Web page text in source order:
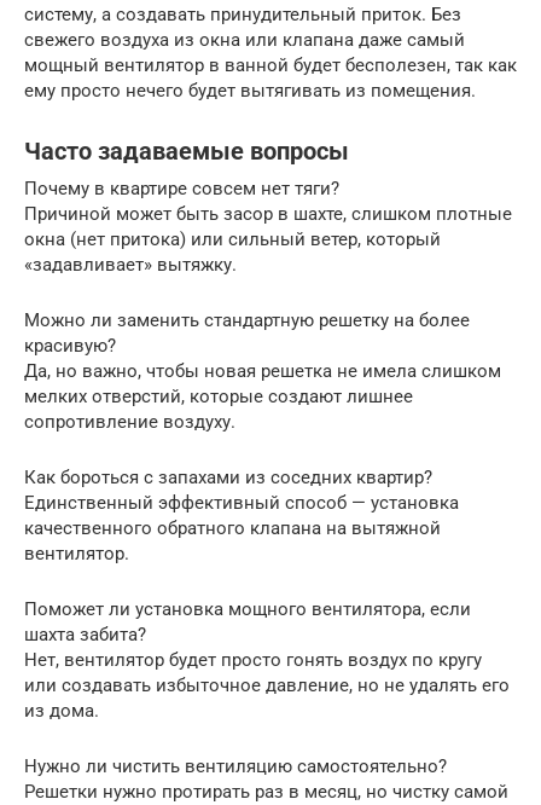
систему, а создавать принудительный приток. Без
свежего воздуха из окна или клапана даже самый
мощный вентилятор в ванной будет бесполезен, так как
ему просто нечего будет вытягивать из помещения.
Часто задаваемые вопросы
Почему в квартире совсем нет тяги?
Причиной может быть засор в шахте, слишком плотные
окна (нет притока) или сильный ветер, который
«задавливает» вытяжку.
Можно ли заменить стандартную решетку на более
красивую?
Да, но важно, чтобы новая решетка не имела слишком
мелких отверстий, которые создают лишнее
сопротивление воздуху.
Как бороться с запахами из соседних квартир?
Единственный эффективный способ — установка
качественного обратного клапана на вытяжной
вентилятор.
Поможет ли установка мощного вентилятора, если
шахта забита?
Нет, вентилятор будет просто гонять воздух по кругу
или создавать избыточное давление, но не удалять его
из дома.
Нужно ли чистить вентиляцию самостоятельно?
Решетки нужно протирать раз в месяц, но чистку самой